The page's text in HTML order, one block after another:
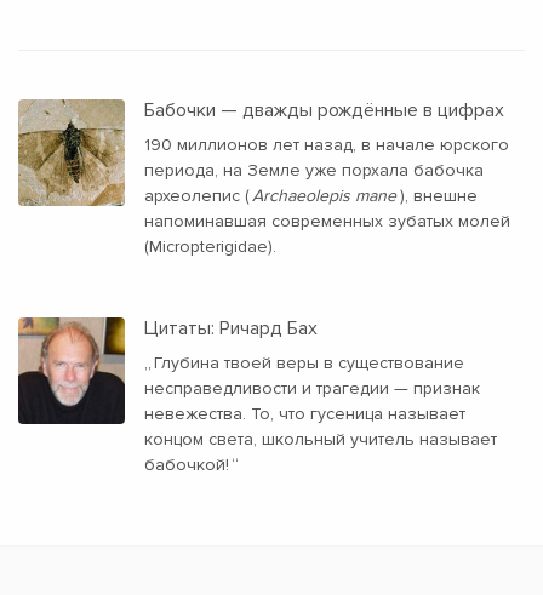
Бабочки — дважды рождённые в цифрах
190 миллионов лет назад, в начале юрского
периода, на Земле уже порхала бабочка
археолепис (Archaeolepis mane ), внешне
напоминавшая современных зубатых молей
(Micropterigidae).
Цитаты: Ричард Бах
„Глубина твоей веры в существование
несправедливости и трагедии — признак
невежества. То, что гусеница называет
концом света, школьный учитель называет
бабочкой! “